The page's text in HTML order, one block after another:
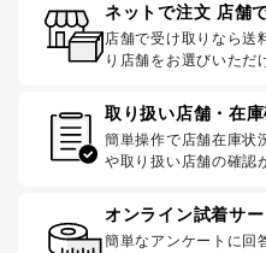
ネットで注文 店舗
店舗で受け取りなら送
り店舗をお選びいただ
取り扱い店舗・在
簡単操作で店舗在庫状
や取り扱い店舗の確認
オンライン試着サ
簡単なアンケートに回